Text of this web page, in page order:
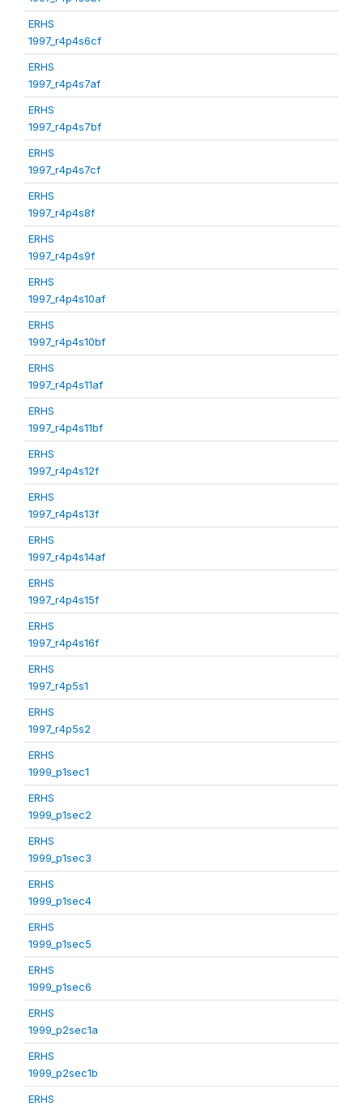
ERHS
1997_r4p4s6cf
ERHS
1997_r4p4s7af
ERHS
1997_r4p4s7bf
ERHS
1997_r4p4s7cf
ERHS
1997_r4p4s8f
ERHS
1997_r4p4s9f
ERHS
1997_r4p4s10af
ERHS
1997_r4p4s10bf
ERHS
1997_r4p4s11af
ERHS
1997_r4p4s11bf
ERHS
1997_r4p4s12f
ERHS
1997_r4p4s13f
ERHS
1997_r4p4s14af
ERHS
1997_r4p4s15f
ERHS
1997_r4p4s16f
ERHS
1997_r4p5s1
ERHS
1997_r4p5s2
ERHS
1999_p1sec1
ERHS
1999_p1sec2
ERHS
1999_p1sec3
ERHS
1999_p1sec4
ERHS
1999_p1sec5
ERHS
1999_p1sec6
ERHS
1999_p2sec1a
ERHS
1999_p2sec1b
ERHS